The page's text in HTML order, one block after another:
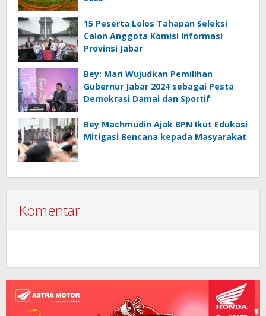
15 Peserta Lolos Tahapan Seleksi
Calon Anggota Komisi Informasi
Provinsi Jabar
Bey: Mari Wujudkan Pemilihan
Gubernur Jabar 2024 sebagai Pesta
Demokrasi Damai dan Sportif
Bey Machmudin Ajak BPN Ikut Edukasi
Mitigasi Bencana kepada Masyarakat
Komentar